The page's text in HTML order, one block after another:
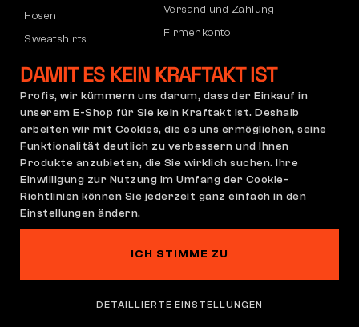
Hosen
Sweatshirts
Versand und Zahlung
Firmenkonto
Reklamation und Garantie
Allgemeine
Geschäftsbedingungen
(AGB)
Reklamationsrichtlinie
Cookie-Einstellungen Datenschutzerklärung
DAMIT ES KEIN KRAFTAKT IST
Profis, wir kümmern uns darum, dass der Einkauf in
unserem E-Shop für Sie kein Kraftakt ist. Deshalb
arbeiten wir mit Cookies, die es uns ermöglichen, seine
Funktionalität deutlich zu verbessern und Ihnen
Produkte anzubieten, die Sie wirklich suchen. Ihre
Einwilligung zur Nutzung im Umfang der Cookie-
Richtlinien können Sie jederzeit ganz einfach in den
Einstellungen ändern.
ICH STIMME ZU
DETAILLIERTE EINSTELLUNGEN